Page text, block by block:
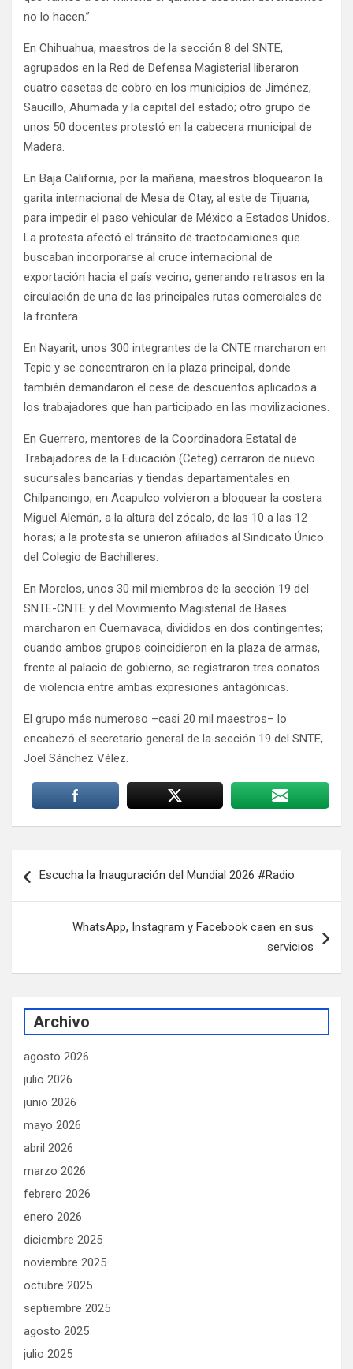
no lo hacen.”
En Chihuahua, maestros de la sección 8 del SNTE,
agrupados en la Red de Defensa Magisterial liberaron
cuatro casetas de cobro en los municipios de Jiménez,
Saucillo, Ahumada y la capital del estado; otro grupo de
unos 50 docentes protestó en la cabecera municipal de
Madera.
En Baja California, por la mañana, maestros bloquearon la
garita internacional de Mesa de Otay, al este de Tijuana,
para impedir el paso vehicular de México a Estados Unidos.
La protesta afectó el tránsito de tractocamiones que
buscaban incorporarse al cruce internacional de
exportación hacia el país vecino, generando retrasos en la
circulación de una de las principales rutas comerciales de
la frontera.
En Nayarit, unos 300 integrantes de la CNTE marcharon en
Tepic y se concentraron en la plaza principal, donde
también demandaron el cese de descuentos aplicados a
los trabajadores que han participado en las movilizaciones.
En Guerrero, mentores de la Coordinadora Estatal de
Trabajadores de la Educación (Ceteg) cerraron de nuevo
sucursales bancarias y tiendas departamentales en
Chilpancingo; en Acapulco volvieron a bloquear la costera
Miguel Alemán, a la altura del zócalo, de las 10 a las 12
horas; a la protesta se unieron afiliados al Sindicato Único
del Colegio de Bachilleres.
En Morelos, unos 30 mil miembros de la sección 19 del
SNTE-CNTE y del Movimiento Magisterial de Bases
marcharon en Cuernavaca, divididos en dos contingentes;
cuando ambos grupos coincidieron en la plaza de armas,
frente al palacio de gobierno, se registraron tres conatos
de violencia entre ambas expresiones antagónicas.
El grupo más numeroso –casi 20 mil maestros– lo
encabezó el secretario general de la sección 19 del SNTE,
Joel Sánchez Vélez.
de
Escucha la Inauguración del Mundial 2026 #Radio
WhatsApp, Instagram y Facebook caen en sus
servicios
Archivo
agosto 2026
julio 2026
junio 2026
mayo 2026
abril 2026
marzo 2026
febrero 2026
enero 2026
diciembre 2025
noviembre 2025
octubre 2025
septiembre 2025
agosto 2025
julio 2025